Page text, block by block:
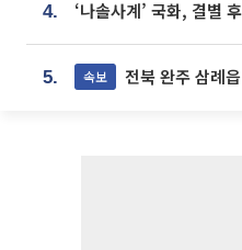
4.
5. 속보 전북 완주 삼례